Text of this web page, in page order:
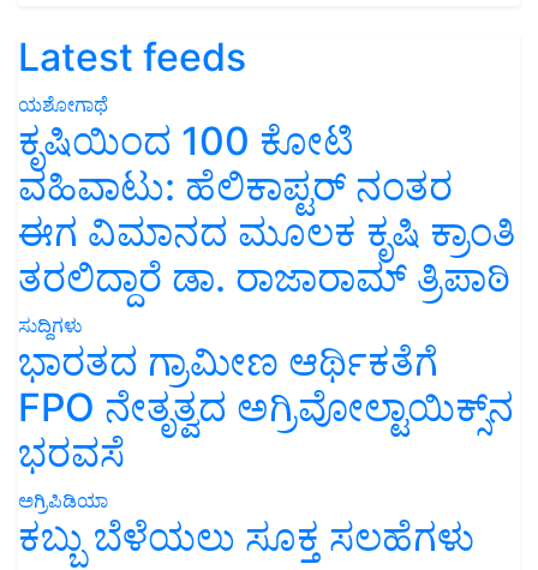
Latest feeds
ಯಶೋಗಾಥೆ
ಕೃಷಿಯಿಂದ 100 ಕೋಟಿ
ವಹಿವಾಟು: ಹೆಲಿಕಾಪ್ಟರ್ ನಂತರ
ಈಗ ವಿಮಾನದ ಮೂಲಕ ಕೃಷಿ ಕ್ರಾಂತಿ
ತರಲಿದ್ದಾರೆ ಡಾ. ರಾಜಾರಾಮ್ ತ್ರಿಪಾಠಿ
ಸುದ್ದಿಗಳು
ಭಾರತದ ಗ್ರಾಮೀಣ ಆರ್ಥಿಕತೆಗೆ
FPO ನೇತೃತ್ವದ ಅಗ್ರಿವೋಲ್ಟಾಯಿಕ್ಸ್‌ನ
ಭರವಸೆ
ಅಗ್ರಿಪಿಡಿಯಾ
ಕಬ್ಬು ಬೆಳೆಯಲು ಸೂಕ್ತ ಸಲಹೆಗಳು